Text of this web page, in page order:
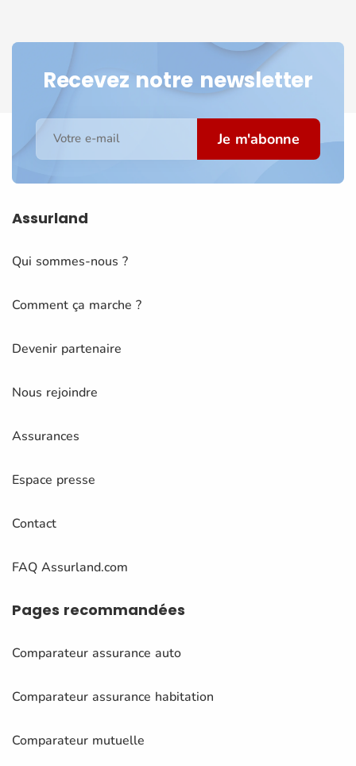
Recevez notre newsletter
Votre e-mail Je m'abonne
Assurland
Qui sommes-nous ?
Comment ça marche ?
Devenir partenaire
Nous rejoindre
Assurances
Espace presse
Contact
FAQ Assurland.com
Pages recommandées
Comparateur assurance auto
Comparateur assurance habitation
Comparateur mutuelle